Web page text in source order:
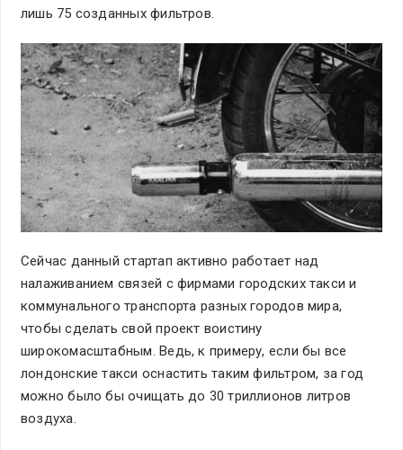
лишь 75 созданных фильтров.
Сейчас данный стартап активно работает над
налаживанием связей с фирмами городских такси и
коммунального транспорта разных городов мира,
чтобы сделать свой проект воистину
широкомасштабным. Ведь, к примеру, если бы все
лондонские такси оснастить таким фильтром, за год
можно было бы очищать до 30 триллионов литров
воздуха.